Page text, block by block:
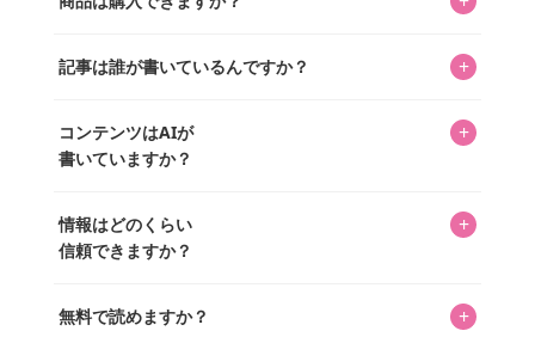
ってもらうニュースサイトです。運営はキャラグッズコレ
を中心に行われており、私たちは実際に40,000種のキャラグ
「perfectworld.shop」で、ほとんど全てのアイテムを購
があり、そこからジャンプできます。
記事は誰が書いているんですか？ +
ています。記事内の99%を超えるほぼすべての写真も、1枚
ずつ心を込めて自分たちで撮影したものです。さらに、10
ッズを収集し、月に1,000点の新商品を選定・購入する編集
長KOSが全記事を監修しています。
コンテンツはAIが
書いていますか？
+
書いています。AIは使用していません。編集長KOSが最終確
認を行い、手動で更新しています。
情報はどのくらい
信頼できますか？
+
いをお届けすることは保証します。なお、記事内に価格は
無料で読めますか？ +